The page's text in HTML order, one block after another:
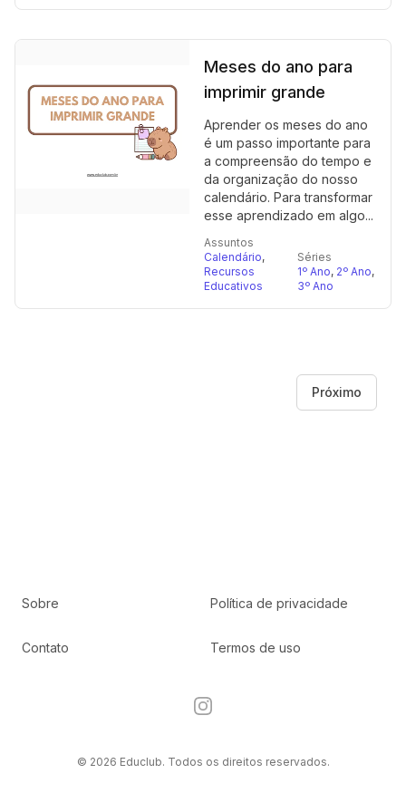
Meses do ano para
imprimir grande
Aprender os meses do ano
é um passo importante para
a compreensão do tempo e
da organização do nosso
calendário. Para transformar
esse aprendizado em algo...
Assuntos
Calendário,
Recursos
Educativos
Séries
1º Ano, 2º Ano,
3º Ano
Próximo
Sobre
Contato
Política de privacidade
Termos de uso
Instagram
© 2026 Educlub. Todos os direitos reservados.